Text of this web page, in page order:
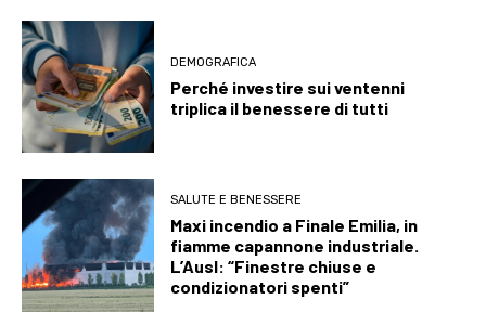
DEMOGRAFICA
Perché investire sui ventenni
triplica il benessere di tutti
SALUTE E BENESSERE
Maxi incendio a Finale Emilia, in
fiamme capannone industriale.
L’Ausl: “Finestre chiuse e
condizionatori spenti”